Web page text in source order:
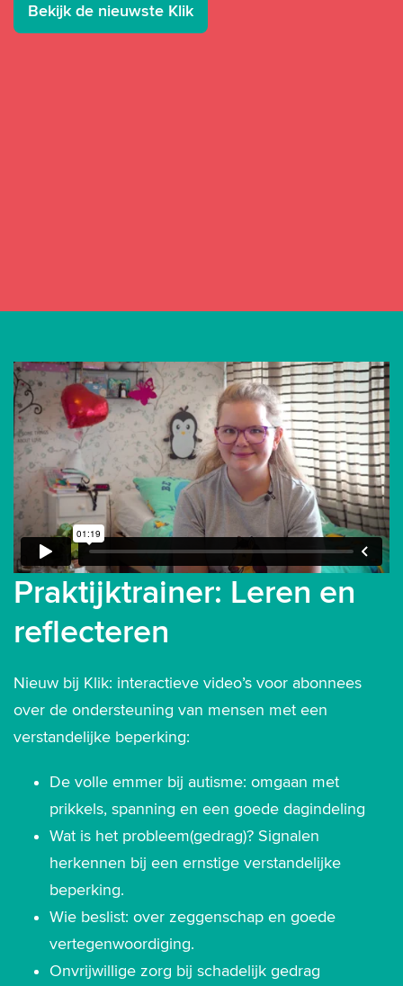
Bekijk de nieuwste Klik
Praktijktrainer: Leren en
reflecteren
Nieuw bij Klik: interactieve video’s voor abonnees
over de ondersteuning van mensen met een
verstandelijke beperking:
De volle emmer bij autisme: omgaan met
prikkels, spanning en een goede dagindeling
Wat is het probleem(gedrag)? Signalen
herkennen bij een ernstige verstandelijke
beperking.
Wie beslist: over zeggenschap en goede
vertegenwoordiging.
Onvrijwillige zorg bij schadelijk gedrag